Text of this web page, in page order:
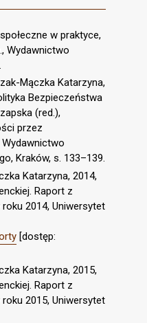
w praktyce,
Wydawnictwo
Mączka Katarzyna,
Bezpieczeństwa
(red.),
przez
Kraków, s. 133–139.
Katarzyna, 2014,
Raport z
2014, Uniwersytet
[dostęp:
Katarzyna, 2015,
Raport z
2015, Uniwersytet